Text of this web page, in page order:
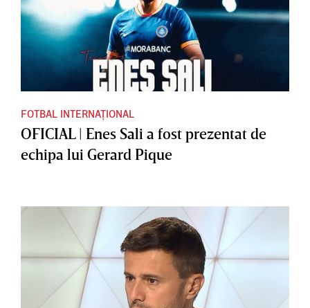
FOTBAL INTERNAȚIONAL
OFICIAL | Enes Sali a fost prezentat de
echipa lui Gerard Pique